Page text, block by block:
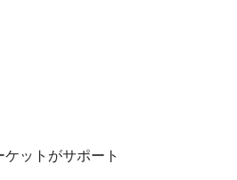
ットがサポート